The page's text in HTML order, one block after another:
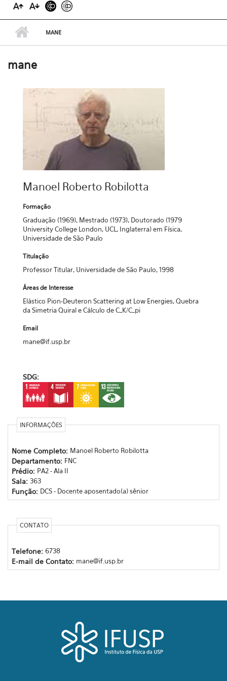
MANE
mane
Manoel Roberto Robilotta
Formação
Graduação (1969), Mestrado (1973), Doutorado (1979
University College London, UCL, Inglaterra) em Física,
Universidade de São Paulo
Titulação
Professor Titular, Universidade de São Paulo, 1998
Áreas de Interesse
Elástico Pion-Deuteron Scattering at Low Energies, Quebra
da Simetria Quiral e Cálculo de C_K/C_pi
Email
mane@if.usp.br
SDG:
INFORMAÇÕES
Nome Completo: Manoel Roberto Robilotta
Departamento: FNC
Prédio: PA2 - Ala II
Sala: 363
Função: DCS - Docente aposentado(a) sênior
CONTATO
Telefone: 6738
E-mail de Contato: mane@if.usp.br